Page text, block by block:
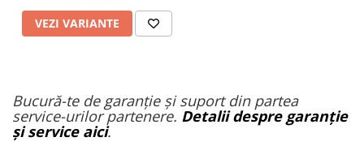
VEZI VARIANTE
Bucură-te de garanție și suport din partea
service-urilor partenere. Detalii despre garanție
și service aici.